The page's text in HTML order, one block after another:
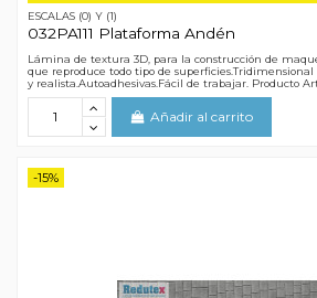
ESCALAS (0) Y (1)
032PA111 Plataforma Andén
Lámina de textura 3D, para la construcción de
que reproduce todo tipo de superficies.Tridimensional
y realista.Autoadhesivas.Fácil de trabajar. Producto
Añadir al carrito
-15%